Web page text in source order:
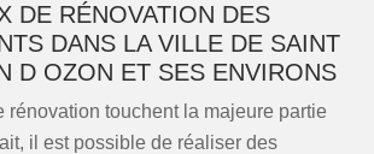
DE RÉNOVATION DES
DANS LA VILLE DE SAINT
D OZON ET SES ENVIRONS
rénovation touchent la majeure partie
il est possible de réaliser des